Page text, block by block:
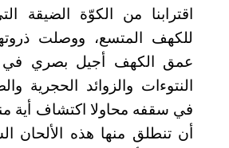
اقترابنا من الكوّة الضيقة
للكهف المتسع، ووصلت
عمق الكهف أجيل بصري في
النتوءات والزوائد الحجرية
في سقفه محاولا اكتشاف أية
أن تنطلق منها هذه الألحان